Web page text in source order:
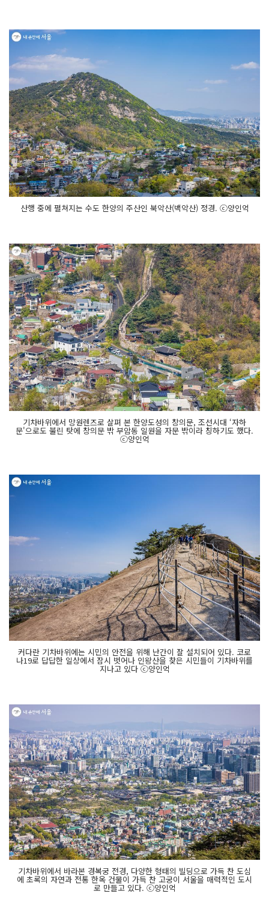
산행 중에 펼쳐지는 수도 한양의 주산인 북악산(백악산) 정경. ⓒ양인억
기차바위에서 망원렌즈로 살펴 본 한양도성의 창의문, 조선시대 ‘자하
문'으로도 불린 탓에 창의문 밖 부암동 일원을 자문 밖이라 칭하기도 했다.
ⓒ양인억
커다란 기차바위에는 시민의 안전을 위해 난간이 잘 설치되어 있다. 코로
나19로 답답한 일상에서 잠시 벗어나 인왕산을 찾은 시민들이 기차바위를
지나고 있다 ⓒ양인억
기차바위에서 바라본 경복궁 전경, 다양한 형태의 빌딩으로 가득 찬 도심
에 초록의 자연과 전통 한옥 건물이 가득 찬 고궁이 서울을 매력적인 도시
로 만들고 있다. ⓒ양인억